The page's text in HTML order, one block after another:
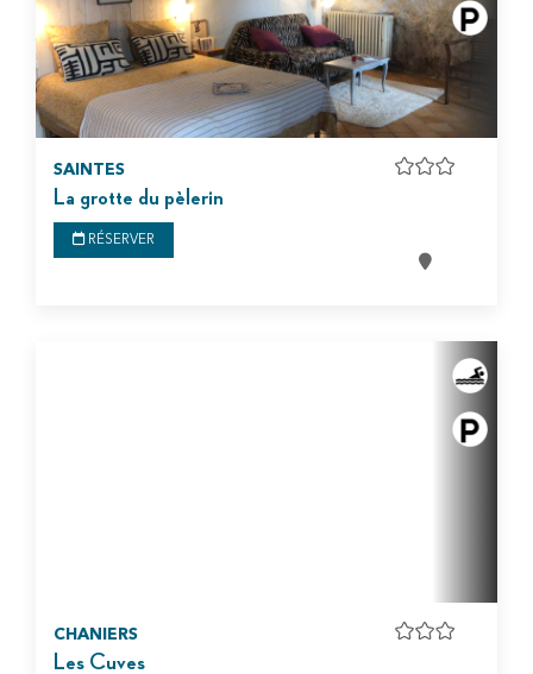
SAINTES
La grotte du pèlerin
RÉSERVER
CHANIERS
Les Cuves